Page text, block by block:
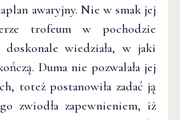
awaryjny. Nie w smak jej
trofeum w pochodzie
wiedziała, w jaki
Duma nie pozwalała jej
toteż postanowiła zadać ją
zwiodła zapewnieniem, iż